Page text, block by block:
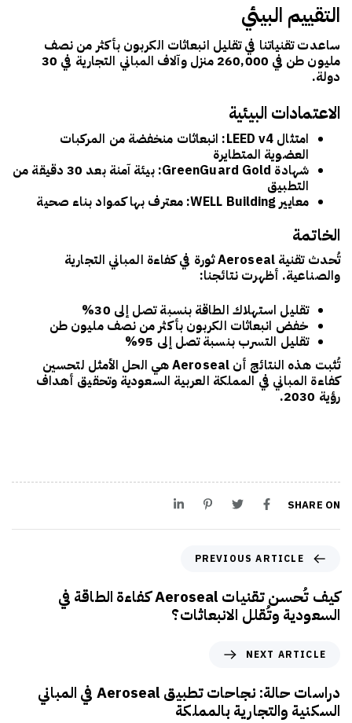
التقييم البيئي
ساعدت تقنياتنا في تقليل انبعاثات الكربون بأكثر من نصف
مليون طن في 260,000 منزل وآلاف المباني التجارية في 30
دولة.
الاعتمادات البيئية
امتثال LEED v4
: انبعاثات منخفضة من المركبات
العضوية المتطايرة
شهادة GreenGuard Gold
: بيئة آمنة بعد 30 دقيقة من
التطبيق
معايير WELL Building
: معترف بها كمواد بناء صحية
الخاتمة
تُحدث تقنيةAerosealثورة في كفاءة المباني التجارية
والصناعية. أظهرت نتائجنا:
تقليل استهلاك الطاقة بنسبة تصل إلى 30%
خفض انبعاثات الكربون بأكثر من نصف مليون طن
تقليل التسرب بنسبة تصل إلى 95%
تُثبت هذه النتائج أن Aerosealهي الحل الأمثل لتحسين
كفاءة المباني في المملكة العربية السعودية وتحقيق أهداف
رؤية 2030.
SHARE ON
PREVIOUS ARTICLE
كيف تُحسن تقنيات Aeroseal كفاءة الطاقة في
السعودية وتُقلل الانبعاثات؟
NEXT ARTICLE
دراسات حالة: نجاحات تطبيق Aeroseal في المباني
السكنية والتجارية بالمملكة